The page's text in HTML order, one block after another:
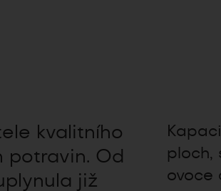
kvalitního
potravin. Od
již
ploch,
ovoce